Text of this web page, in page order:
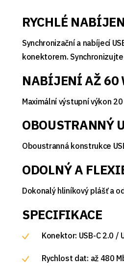
RYCHLÉ
Synchronizační a nabíjecí
konektorem.
NABÍJENÍ AŽ 60
Maximální výstupní výkon
OBOUSTRANNÝ
Oboustranná konstrukce
ODOLNÝ A
Dokonalý hliníkový plášť a
SPECIFIKACE
Konektor: USB-C 2.0 /
Rychlost dat: až 480